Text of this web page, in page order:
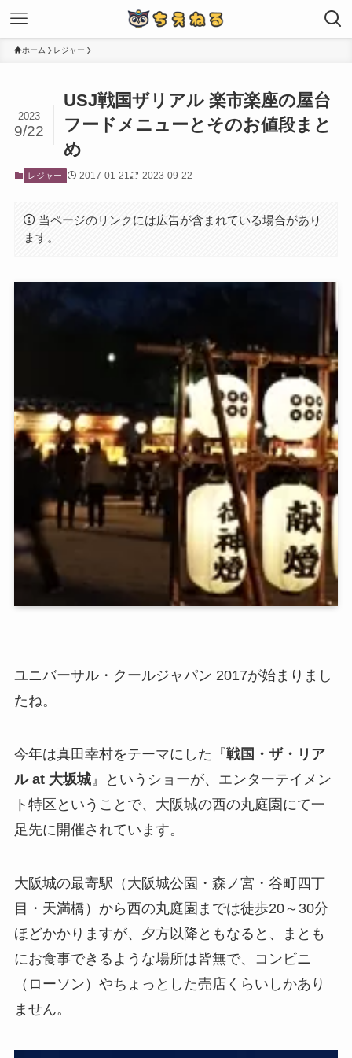
ホーム レジャー
USJ戦国ザリアル 楽市楽座の屋台
フードメニューとそのお値段まと
め
2023
9/22
レジャー 2017-01-21 2023-09-22
当ページのリンクには広告が含まれている場合があり
ます。
ユニバーサル・クールジャパン 2017が始まりまし
たね。
今年は真田幸村をテーマにした『戦国・ザ・リア
ル at 大坂城』というショーが、エンターテイメン
ト特区ということで、大阪城の西の丸庭園にて一
足先に開催されています。
大阪城の最寄駅（大阪城公園・森ノ宮・谷町四丁
目・天満橋）から西の丸庭園までは徒歩20～30分
ほどかかりますが、夕方以降ともなると、まとも
にお食事できるような場所は皆無で、コンビニ
（ローソン）やちょっとした売店くらいしかあり
ません。